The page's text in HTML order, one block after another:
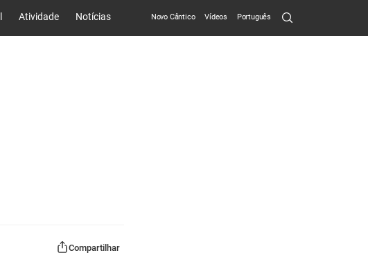
Atividade Notícias Novo Cântico Vídeos Português Search
Submit
Compartilhar